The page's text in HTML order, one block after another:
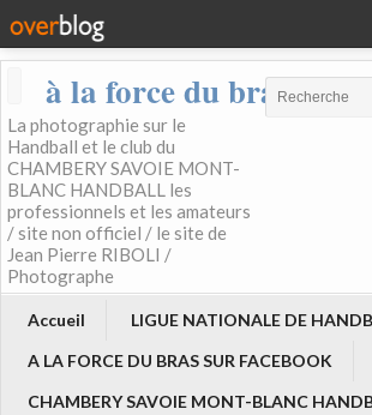
à la force du bras
La photographie sur le
Handball et le club du
CHAMBERY SAVOIE MONT-
BLANC HANDBALL les
professionnels et les amateurs
/ site non officiel / le site de
Jean Pierre RIBOLI /
Photographe
Accueil
LIGUE NATIONALE DE
A LA FORCE DU BRAS SUR FACEBOOK
CHAMBERY SAVOIE MONT-BLANC